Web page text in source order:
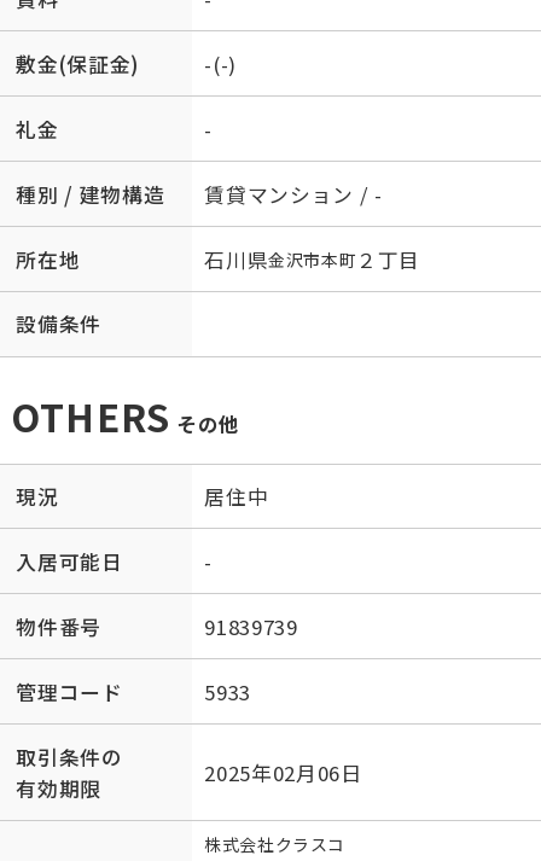
敷金(保証金) -(-)
礼金 -
種別 / 建物構造 賃貸マンション / -
所在地 石川県金沢市本町 ２丁目
設備条件
OTHERS その他
現況 居住中
入居可能日 -
物件番号 91839739
管理コード 5933
取引条件の
有効期限
2025年02月06日
株式会社クラスコ